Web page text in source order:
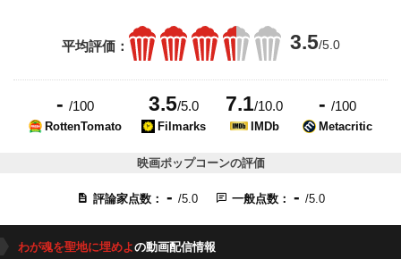
平均評価： 3.5/5.0
- /100
RottenTomato
3.5/5.0
Filmarks
7.1/10.0
IMDb
- /100
Metacritic
映画ポップコーンの評価
評論家点数： - /5.0 一般点数： - /5.0
わが魂を聖地に埋めよの動画配信情報